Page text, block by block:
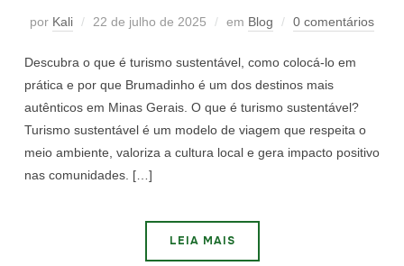
por Kali 22 de julho de 2025 em Blog 0 comentários
Descubra o que é turismo sustentável, como colocá-lo em
prática e por que Brumadinho é um dos destinos mais
autênticos em Minas Gerais. O que é turismo sustentável?
Turismo sustentável é um modelo de viagem que respeita o
meio ambiente, valoriza a cultura local e gera impacto positivo
nas comunidades. […]
LEIA MAIS